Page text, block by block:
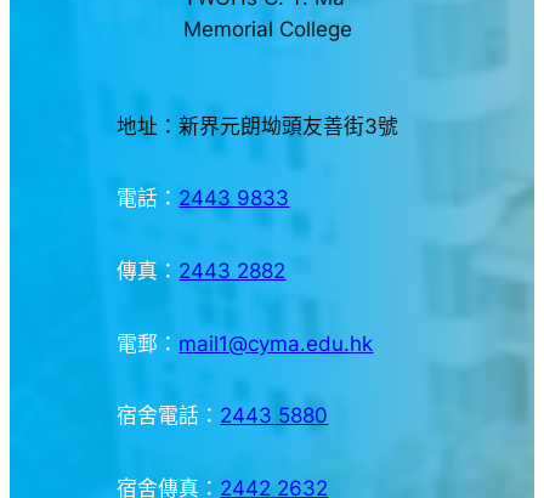
Memorial College
地址：新界元朗坳頭友善街3號
電話： 2443 9833
傳真： 2443 2882
電郵： mail1@cyma.edu.hk
宿舍電話： 2443 5880
宿舍傳真： 2442 2632